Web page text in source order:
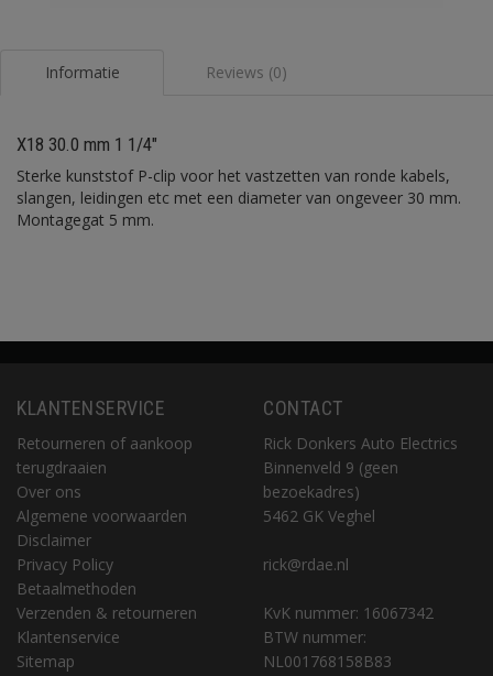
Informatie Reviews (0)
X18 30.0 mm 1 1/4"
Sterke kunststof P-clip voor het vastzetten van ronde kabels,
slangen, leidingen etc met een diameter van ongeveer 30 mm.
Montagegat 5 mm.
KLANTENSERVICE
Retourneren of aankoop
terugdraaien
Over ons
Algemene voorwaarden
Disclaimer
Privacy Policy
Betaalmethoden
Verzenden & retourneren
Klantenservice
Sitemap
CONTACT
Rick Donkers Auto Electrics
Binnenveld 9 (geen
bezoekadres)
5462 GK Veghel
rick@rdae.nl
KvK nummer: 16067342
BTW nummer:
NL001768158B83